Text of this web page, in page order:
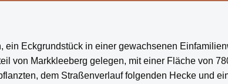
ein Eckgrundstück in einer gewachsenen
von Markkleeberg gelegen, mit einer Fläche von
dem Straßenverlauf folgenden Hecke und